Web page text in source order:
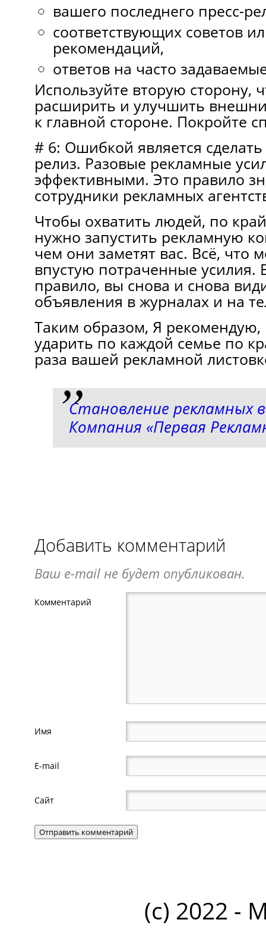
вашего последнего пресс-
соответствующих советов
рекомендаций,
ответов на часто
Используйте вторую сторону,
расширить и улучшить
к главной стороне. Покройте
# 6: Ошибкой является
релиз. Разовые рекламные
эффективными. Это правило
сотрудники рекламных
Чтобы охватить людей, по
нужно запустить рекламную
чем они заметят вас. Всё, что
впустую потраченные усилия.
правило, вы снова и снова
объявления в журналах и на
Таким образом, Я рекомендую,
ударить по каждой семье по
раза вашей рекламной
Становление рекламных
Компания «Первая
Добавить комментарий
Ваш e-mail не будет опубликован.
Комментарий
Имя
E-mail
Сайт
(c) 2022 -